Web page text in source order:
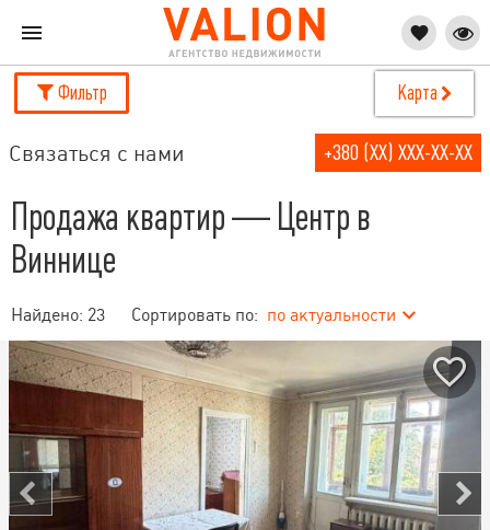
Фильтр Карта
Связаться с нами +380 (XX) XXX-XX-XX
Продажа квартир — Центр в
Виннице
Найдено: 23 Сортировать по: по актуальности